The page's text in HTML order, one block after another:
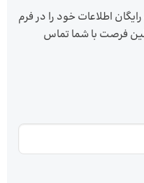
اطلاعات خود را در فرم
فرصت با شما تماس